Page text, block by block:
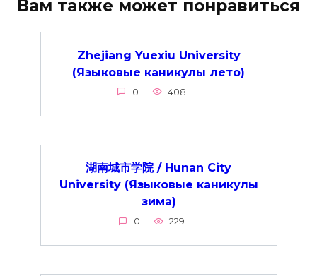
Вам также может понравиться
Zhejiang Yuexiu University
(Языковые каникулы лето)
0 408
湖南城市学院 / Hunan City
University (Языковые каникулы
зима)
0 229